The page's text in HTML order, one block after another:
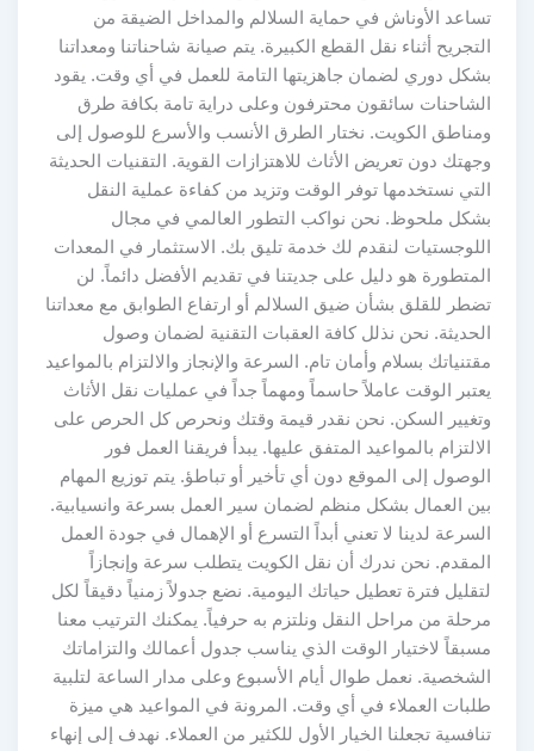
تساعد الأوناش في حماية السلالم والمداخل الضيقة من
التجريح أثناء نقل القطع الكبيرة. يتم صيانة شاحناتنا ومعداتنا
بشكل دوري لضمان جاهزيتها التامة للعمل في أي وقت. يقود
الشاحنات سائقون محترفون وعلى دراية تامة بكافة طرق
ومناطق الكويت. نختار الطرق الأنسب والأسرع للوصول إلى
وجهتك دون تعريض الأثاث للاهتزازات القوية. التقنيات الحديثة
التي نستخدمها توفر الوقت وتزيد من كفاءة عملية النقل
بشكل ملحوظ. نحن نواكب التطور العالمي في مجال
اللوجستيات لنقدم لك خدمة تليق بك. الاستثمار في المعدات
المتطورة هو دليل على جديتنا في تقديم الأفضل دائماً. لن
تضطر للقلق بشأن ضيق السلالم أو ارتفاع الطوابق مع معداتنا
الحديثة. نحن نذلل كافة العقبات التقنية لضمان وصول
مقتنياتك بسلام وأمان تام. السرعة والإنجاز والالتزام بالمواعيد
يعتبر الوقت عاملاً حاسماً ومهماً جداً في عمليات نقل الأثاث
وتغيير السكن. نحن نقدر قيمة وقتك ونحرص كل الحرص على
الالتزام بالمواعيد المتفق عليها. يبدأ فريقنا العمل فور
الوصول إلى الموقع دون أي تأخير أو تباطؤ. يتم توزيع المهام
بين العمال بشكل منظم لضمان سير العمل بسرعة وانسيابية.
السرعة لدينا لا تعني أبداً التسرع أو الإهمال في جودة العمل
المقدم. نحن ندرك أن نقل الكويت يتطلب سرعة وإنجازاً
لتقليل فترة تعطيل حياتك اليومية. نضع جدولاً زمنياً دقيقاً لكل
مرحلة من مراحل النقل ونلتزم به حرفياً. يمكنك الترتيب معنا
مسبقاً لاختيار الوقت الذي يناسب جدول أعمالك والتزاماتك
الشخصية. نعمل طوال أيام الأسبوع وعلى مدار الساعة لتلبية
طلبات العملاء في أي وقت. المرونة في المواعيد هي ميزة
تنافسية تجعلنا الخيار الأول للكثير من العملاء. نهدف إلى إنهاء